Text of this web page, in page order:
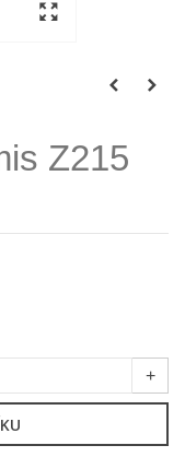
Z215
+